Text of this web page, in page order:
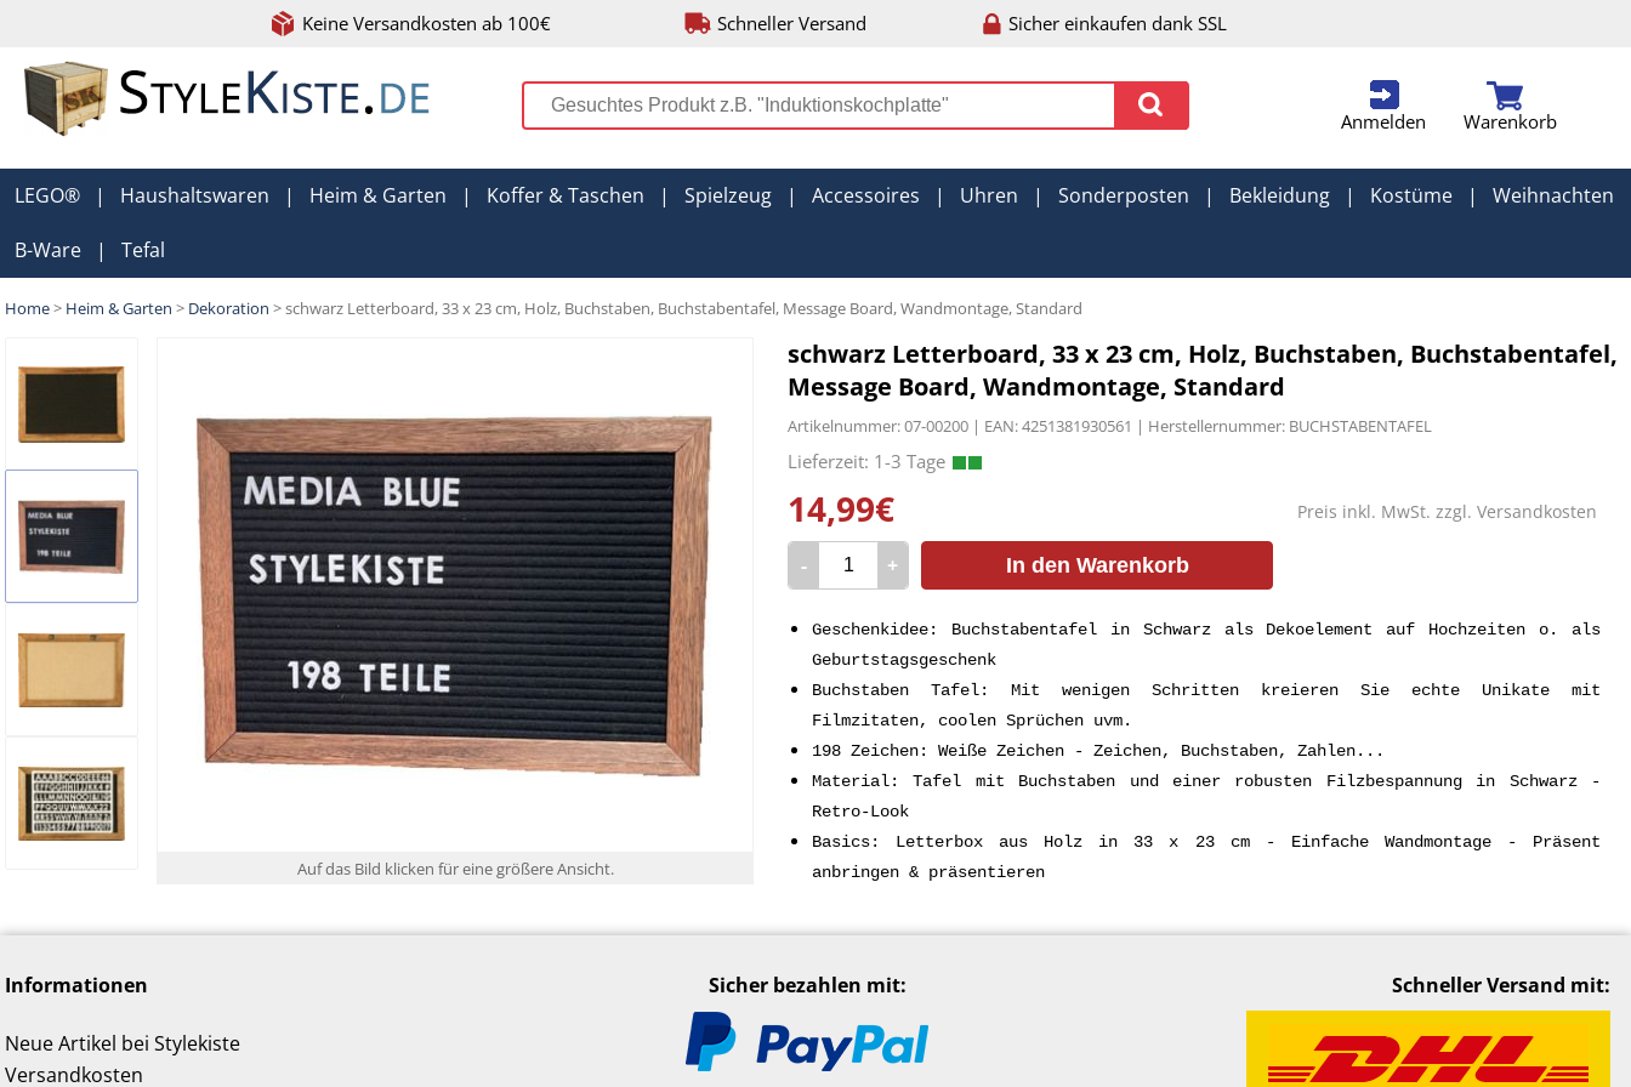
Keine Versandkosten ab 100€ Schneller Versand Sicher einkaufen dank SSL
Anmelden Warenkorb
LEGO® | Haushaltswaren | Heim & Garten | Koffer & Taschen | Spielzeug | Accessoires | Uhren | Sonderposten | Bekleidung | Kostüme | Weihnachten
B-Ware | Tefal
Home> Heim & Garten > Dekoration > schwarz Letterboard, 33 x 23 cm, Holz, Buchstaben, Buchstabentafel, Message Board, Wandmontage, Standard
Auf das Bild klicken für eine größere Ansicht.
schwarz Letterboard, 33 x 23 cm, Holz, Buchstaben, Buchstabentafel,
Message Board, Wandmontage, Standard
Artikelnummer: 07-00200 | EAN: 4251381930561 | Herstellernummer: BUCHSTABENTAFEL
Preis inkl. MwSt. zzgl. Versandkosten
14,99€
- + In den Warenkorb
Geschenkidee: Buchstabentafel in Schwarz als Dekoelement auf Hochzeiten o. als
Geburtstagsgeschenk
Buchstaben Tafel: Mit wenigen Schritten kreieren Sie echte Unikate mit
Filmzitaten, coolen Sprüchen uvm.
198 Zeichen: Weiße Zeichen - Zeichen, Buchstaben, Zahlen...
Material: Tafel mit Buchstaben und einer robusten Filzbespannung in Schwarz -
Retro-Look
Basics: Letterbox aus Holz in 33 x 23 cm - Einfache Wandmontage - Präsent
anbringen & präsentieren
Informationen
Neue Artikel bei Stylekiste
Versandkosten
Sicher bezahlen mit: Schneller Versand mit: